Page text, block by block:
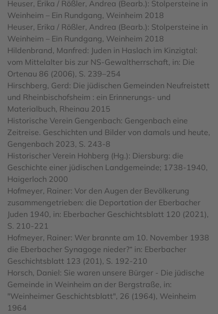
Heuser, Erika / Rößler, Andrea (Bearb.): Stolpersteine in
Weinheim – Ein Rundgang, Weinheim 2018
Heuser, Erika / Rößler, Andrea (Bearb.): Stolpersteine in
Weinheim – Ein Rundgang, Weinheim 2018
Hildenbrand, Manfred: Juden in Haslach im Kinzigtal:
vom Mittelalter bis zur NS-Gewaltherrschaft, in: Die
Ortenau 86 (2006), S. 239–254
Hirschberg, Gerd: Die jüdischen Gemeinden Neufreistett
und Rheinbischofsheim : ein Erinnerungs- und
Materialbuch, Rheinau 2015
Historische Verein Gengenbach: Gengenbach eine
Zeitreise. Geschichten und Bilder von damals und heute,
Gengenbach 2023, S. 243-8
Historischer Verein Hohberg (Hg.): Diersburg: die
Geschichte einer jüdischen Landgemeinde; 1738-1940,
Haigerloch 2000
Hofmeyer, Rainer: Vor den Augen der Bevölkerung
zusammengetrieben: die Deportation der Eberbacher
Juden 1940, in: Eberbacher Geschichtsblatt 120 (2021),
S. 210-221
Hofmeyer, Rainer: Wer brannte am 10. November 1938
die Eberbacher Synagoge nieder?“ in: Eberbacher
Geschichtsblatt 123 (201), S. 192-210
Horsch, Daniel: Sie waren unsere Bürger - Die jüdische
Gemeinde in Weinheim an der Bergstraße, in:
"Weinheimer Geschichtsblatt", 26 (1964), Weinheim
1964